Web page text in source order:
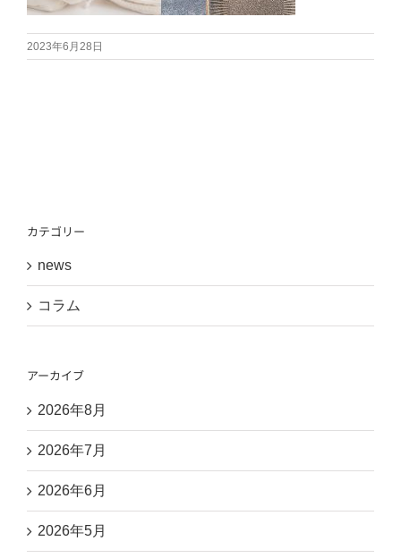
2023年6月28日
カテゴリー
news
コラム
アーカイブ
2026年8月
2026年7月
2026年6月
2026年5月